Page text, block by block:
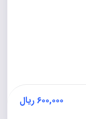
۶۰۰,۰۰۰ ریال